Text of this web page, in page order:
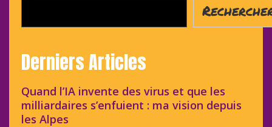
Derniers Articles
Quand l’IA invente des virus et que les
milliardaires s’enfuient : ma vision depuis
les Alpes